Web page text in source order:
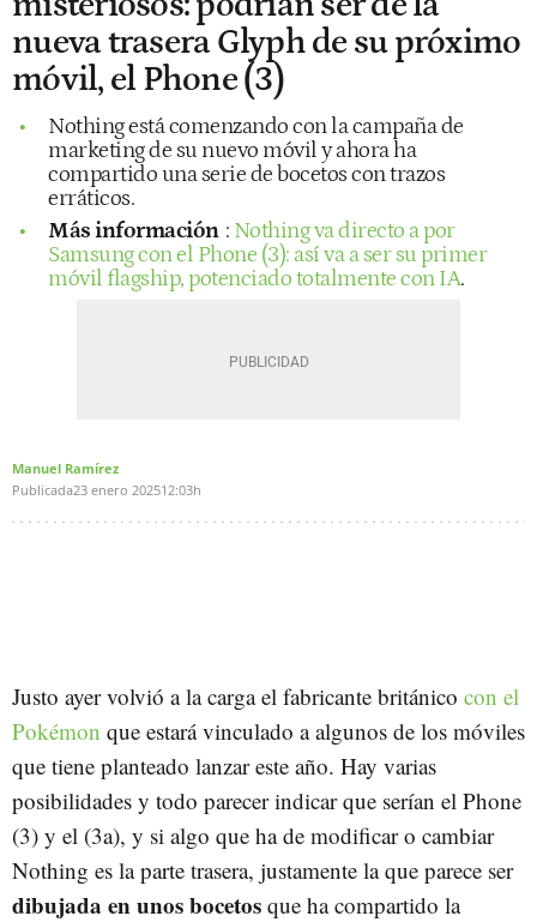
nueva trasera Glyph de su próximo
móvil, el Phone (3)
Nothing está comenzando con la campaña de
marketing de su nuevo móvil y ahora ha
compartido una serie de bocetos con trazos
erráticos.
Más información : Nothing va directo a por
Samsung con el Phone (3): así va a ser su primer
móvil flagship, potenciado totalmente con IA.
Manuel Ramírez
Publicada23 enero 202512:03h
Justo ayer volvió a la carga el fabricante británico con el
Pokémon que estará vinculado a algunos de los móviles
que tiene planteado lanzar este año. Hay varias
posibilidades y todo parecer indicar que serían el Phone
(3) y el (3a), y si algo que ha de modificar o cambiar
Nothing es la parte trasera, justamente la que parece ser
dibujada en unos bocetos que ha compartido la